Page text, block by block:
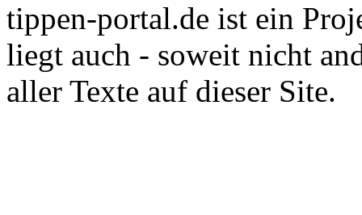
tippen-portal.de ist ein
liegt auch - soweit nicht
aller Texte auf dieser Site.